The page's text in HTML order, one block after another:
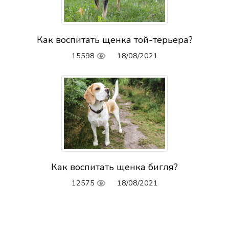
Как воспитать щенка той-терьера?
15598 18/08/2021
Как воспитать щенка бигля?
12575 18/08/2021